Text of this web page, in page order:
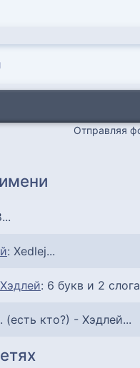
Отправляя
: Xedlej...
: 6 букв и 2
(есть кто?) - Хэдлей...